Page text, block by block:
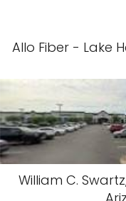
Allo Fiber - Lake
William C.